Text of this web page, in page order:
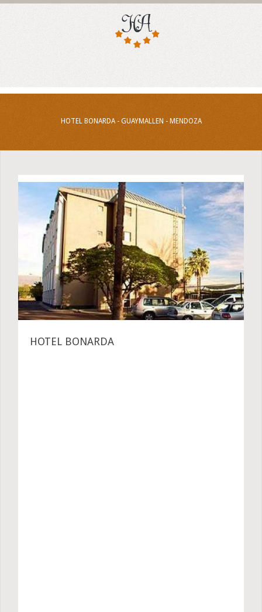
HOTEL BONARDA - GUAYMALLEN - MENDOZA
HOTEL BONARDA